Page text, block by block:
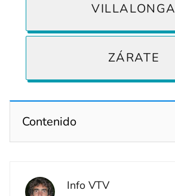
VILLALONGA
ZÁRATE
Contenido
Info VTV